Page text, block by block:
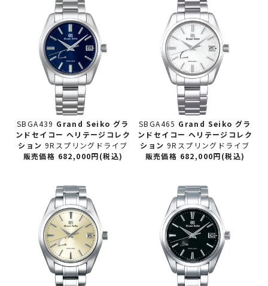
SBGA439 Grand Seiko グラ
ンドセイコー ヘリテージコレク
ション9Rスプリングドライブ
販売価格 682,000円(税込)
SBGA465 Grand Seiko グラ
ンドセイコー ヘリテージコレク
ション9Rスプリングドライブ
販売価格 682,000円(税込)